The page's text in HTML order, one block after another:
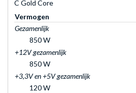
C Gold Core
Vermogen
Gezamenlijk
850 W
+12V gezamenlijk
850 W
+3,3V en +5V gezamenlijk
120 W